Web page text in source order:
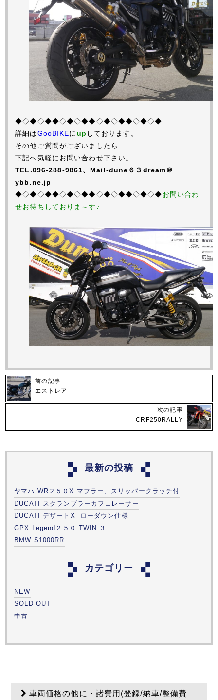
◆◇◆◇◆◆◇◆◇◆◆◇◆◇◆◆◇◆◇◆
詳細はGooBIKEに up しております。
その他ご質問がございましたら
下記へ気軽にお問い合わせ下さい。
TEL.096-288-9861、Mail-dune６３dream＠
ybb.ne.jp
◆◇◆◇◆◆◇◆◇◆◆◇◆◇◆◆◇◆◇◆お問い合わ
せお待ちしておりま～す♪
前の記事
エストレア
次の記事
CRF250RALLY
最新の投稿
ヤマハ WR２５０X マフラー、スリッパークラッチ付
DUCATI スクランブラーカフェレーサー
DUCATI デザートX ローダウン仕様
GPX Legend２５０ TWIN ３
BMW S1000RR
カテゴリー
NEW
SOLD OUT
中古
車両価格の他に・諸費用(登録/納車/整備費